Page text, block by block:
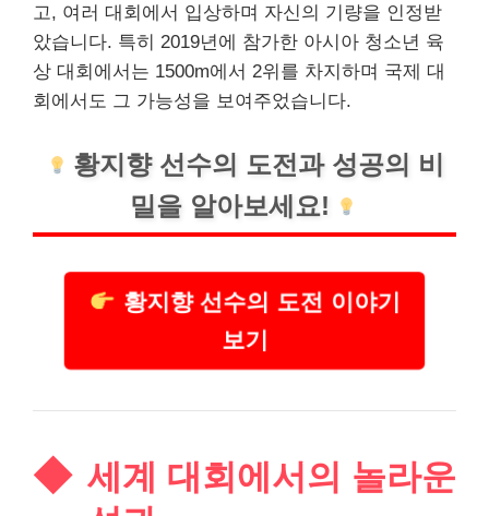
고, 여러 대회에서 입상하며 자신의 기량을 인정받
았습니다. 특히 2019년에 참가한 아시아 청소년 육
상 대회에서는 1500m에서 2위를 차지하며 국제 대
회에서도 그 가능성을 보여주었습니다.
황지향 선수의 도전과 성공의 비
밀을 알아보세요!
황지향 선수의 도전 이야기
보기
세계 대회에서의 놀라운